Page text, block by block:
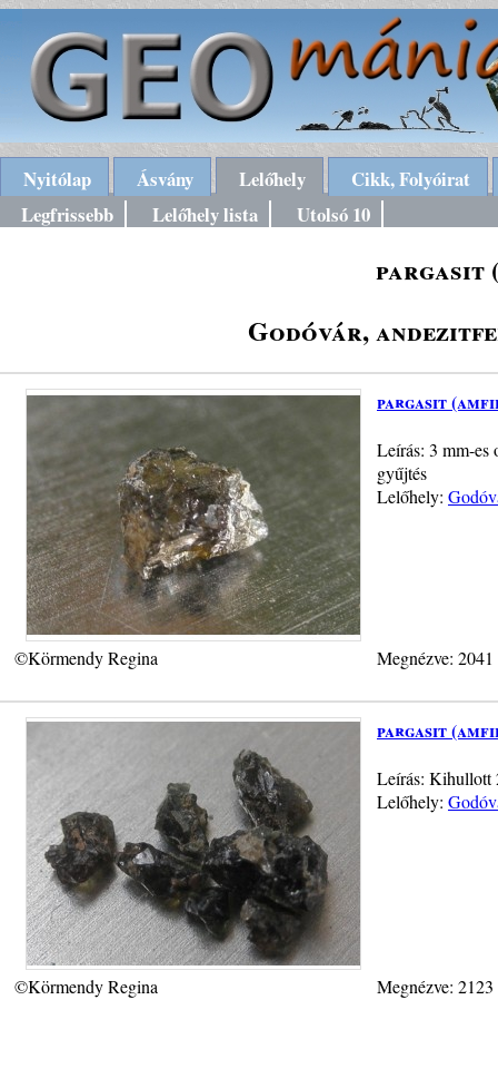
Nyitólap Ásvány Lelőhely
Cikk, Folyóirat
Legfrissebb
Lelőhely lista Utolsó 10
pargasit
Godóvár,
pargasit
Leírás: 3 mm-es
gyűjtés
Lelőhely:
©Körmendy Regina Megnézve:
pargasit
Leírás: Kihullott
Lelőhely:
©Körmendy Regina Megnézve: